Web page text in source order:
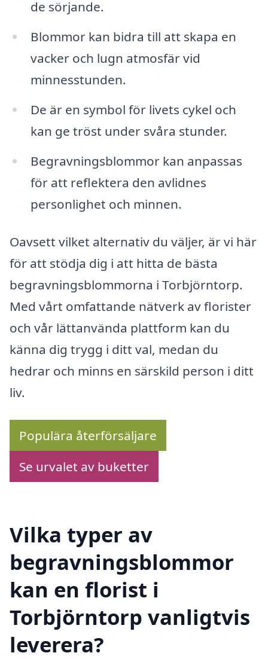
de sörjande.
Blommor kan bidra till att skapa en
vacker och lugn atmosfär vid
minnesstunden.
De är en symbol för livets cykel och
kan ge tröst under svåra stunder.
Begravningsblommor kan anpassas
för att reflektera den avlidnes
personlighet och minnen.
Oavsett vilket alternativ du väljer, är vi här
för att stödja dig i att hitta de bästa
begravningsblommorna i Torbjörntorp.
Med vårt omfattande nätverk av florister
och vår lättanvända plattform kan du
känna dig trygg i ditt val, medan du
hedrar och minns en särskild person i ditt
liv.
Populära återförsäljare
Se urvalet av buketter
Vilka typer av
begravningsblommor
kan en florist i
Torbjörntorp vanligtvis
leverera?